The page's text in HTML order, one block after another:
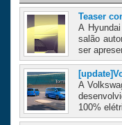
Teaser
A
salão
ser
A
100%